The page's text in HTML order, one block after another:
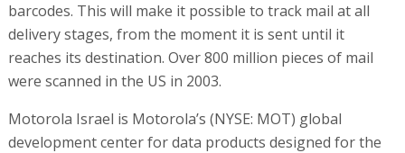
barcodes. This will make it possible to track mail at all
delivery stages, from the moment it is sent until it
reaches its destination. Over 800 million pieces of mail
were scanned in the US in 2003.
Motorola Israel is Motorola’s (NYSE: MOT) global
development center for data products designed for the